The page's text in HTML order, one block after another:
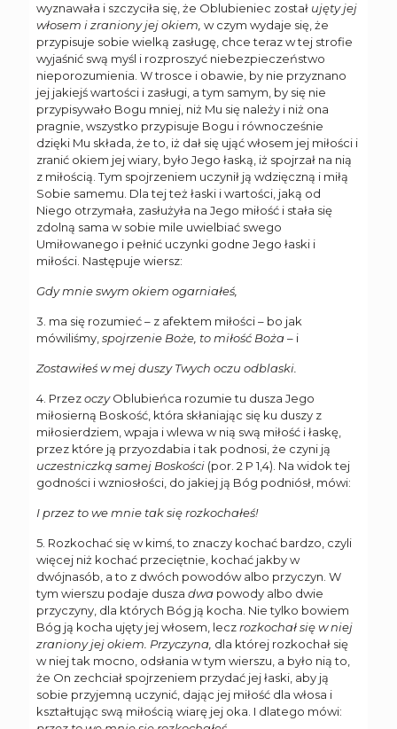
wyznawała i szczyciła się, że Oblubieniec został ujęty jej
włosem i zraniony jej okiem, w czym wydaje się, że
przypisuje sobie wielką zasługę, chce teraz w tej strofie
wyjaśnić swą myśl i rozproszyć niebezpieczeństwo
nieporozumienia. W trosce i obawie, by nie przyznano
jej jakiejś wartości i zasługi, a tym samym, by się nie
przypisywało Bogu mniej, niż Mu się należy i niż ona
pragnie, wszystko przypisuje Bogu i równocześnie
dzięki Mu składa, że to, iż dał się ująć włosem jej miłości i
zranić okiem jej wiary, było Jego łaską, iż spojrzał na nią
z miłością. Tym spojrzeniem uczynił ją wdzięczną i miłą
Sobie samemu. Dla tej też łaski i wartości, jaką od
Niego otrzymała, zasłużyła na Jego miłość i stała się
zdolną sama w sobie mile uwielbiać swego
Umiłowanego i pełnić uczynki godne Jego łaski i
miłości. Następuje wiersz:
Gdy mnie swym okiem ogarniałeś,
3. ma się rozumieć – z afektem miłości – bo jak
mówiliśmy, spojrzenie Boże, to miłość Boża– i
Zostawiłeś w mej duszy Twych oczu odblaski.
4. PrzezoczyOblubieńca rozumie tu dusza Jego
miłosierną Boskość, która skłaniając się ku duszy z
miłosierdziem, wpaja i wlewa w nią swą miłość i łaskę,
przez które ją przyozdabia i tak podnosi, że czyni ją
uczestniczką samej Boskości(por. 2 P 1,4). Na widok tej
godności i wzniosłości, do jakiej ją Bóg podniósł, mówi:
I przez to we mnie tak się rozkochałeś!
5. Rozkochać się w kimś, to znaczy kochać bardzo, czyli
więcej niż kochać przeciętnie, kochać jakby w
dwójnasób, a to z dwóch powodów albo przyczyn. W
tym wierszu podaje dusza dwapowody albo dwie
przyczyny, dla których Bóg ją kocha. Nie tylko bowiem
Bóg ją kocha ujęty jej włosem, lecz rozkochał się w niej
zraniony jej okiem. Przyczyna, dla której rozkochał się
w niej tak mocno, odsłania w tym wierszu, a było nią to,
że On zechciał spojrzeniem przydać jej łaski, aby ją
sobie przyjemną uczynić, dając jej miłość dla włosa i
kształtując swą miłością wiarę jej oka. I dlatego mówi: